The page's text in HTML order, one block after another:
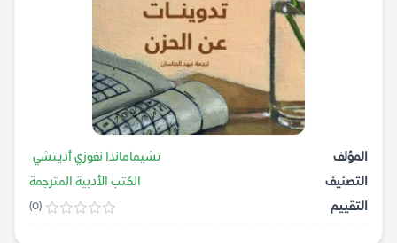
المؤلف
تشيماماندا نغوزي أديتشي
التصنيف
الكتب الأدبية المترجمة
التقييم
(0)